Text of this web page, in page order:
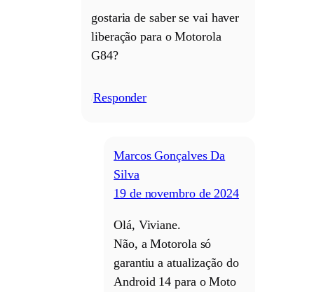
gostaria de saber se vai haver
liberação para o Motorola
G84?
Responder
Marcos Gonçalves Da
Silva
19 de novembro de 2024
Olá, Viviane.
Não, a Motorola só
garantiu a atualização do
Android 14 para o Moto